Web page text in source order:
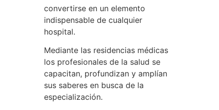
convertirse en un elemento
indispensable de cualquier
hospital.
Mediante las residencias médicas
los profesionales de la salud se
capacitan, profundizan y amplían
sus saberes en busca de la
especialización.